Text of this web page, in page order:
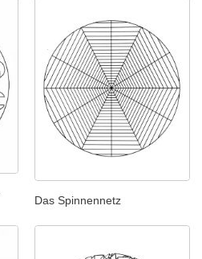
Das Spinnennetz